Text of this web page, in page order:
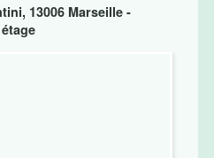
13006 Marseille -